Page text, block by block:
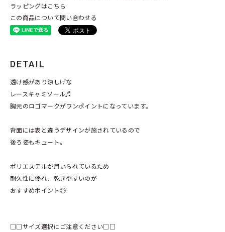
ラッピングはこちら
この商品について問い合わせる
DETAIL
透け感があり涼しげな
レースキャミソール♬
胸元のロゴマークがワンポイントになっています。
背面には表と違うデザインが施されているので
後ろ姿もキュート。
ポリエステルが用いられているため
耐久性に優れ、乾きやすいのが
おすすめポイント◎
□□サイズ選択にご注意ください□□